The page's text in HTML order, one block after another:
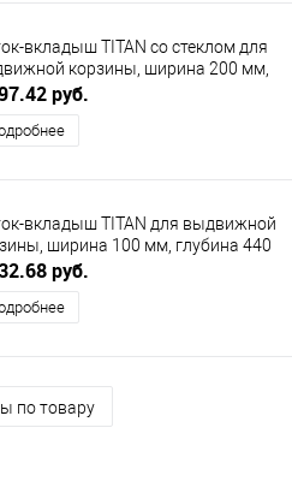
вкладыш TITAN со стеклом для
корзины, ширина 200 мм,
440 мм, антрацит/серый
руб.
вкладыш TITAN для выдвижной
ширина 100 мм, глубина 440
серый DUSLAR
руб.
по товару